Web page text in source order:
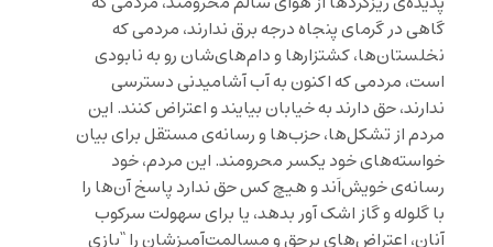
گاهی در گرمای پنجاه درجه برق ندارند، مردمی که
نخلستان‌ها، کشتزارها و دام‌های‌شان رو به نابودی
است، مردمی که اکنون به آب آشامیدنی دسترسی
ندارند، حق دارند به خیابان بیایند و اعتراض کنند‌. این
مردم از تشکل‌ها، حزب‌ها و رسانه‌ی مستقل برای بیان
خواسته‌های خود یکسر محرومند. این مردم، خود
رسانه‌ی خویش‌اَند و هیچ‌ کس حق ندارد پاسخ آن‌ها را
با گلوله و گاز اشک آور بدهد، یا برای سهولت سرکوب
آنان، اعتراض‌های بر‌حق و مسالمت‌آمیزشان را “بازی